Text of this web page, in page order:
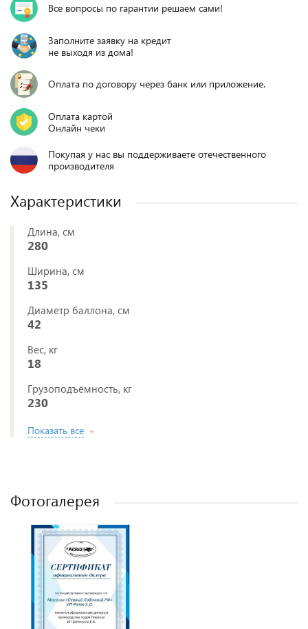
Все вопросы по гарантии решаем сами!
Заполните заявку на кредит
не выходя из дома!
Оплата по договору через банк или приложение.
Оплата картой
Онлайн чеки
Покупая у нас вы поддерживаете отечественного
производителя
Характеристики
Длина, см
280
Ширина, см
135
Диаметр баллона, см
42
Вес, кг
18
Грузоподъёмность, кг
230
Показать все
Фотогалерея